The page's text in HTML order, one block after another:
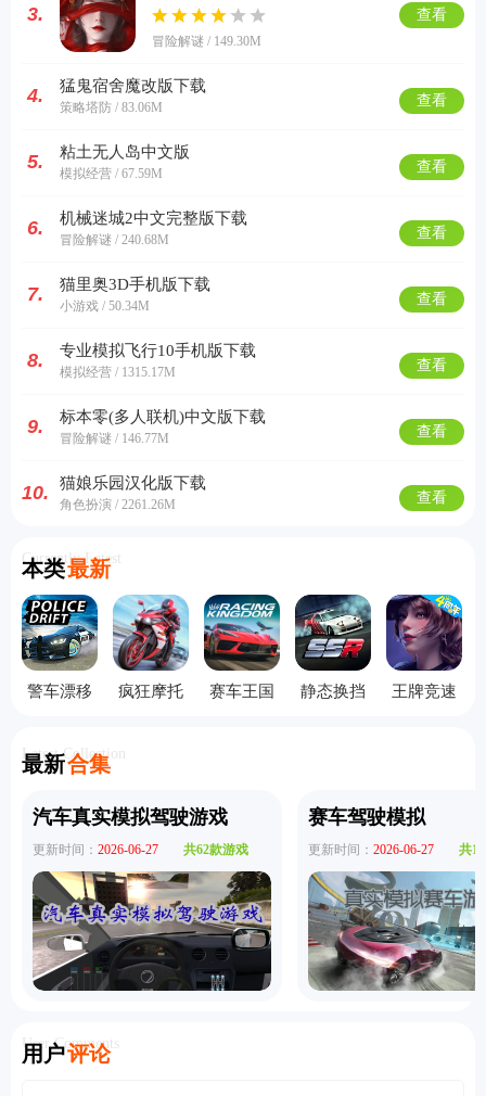
3.
冒险解谜 / 149.30M
查看
4. 猛鬼宿舍魔改版下载
策略塔防 / 83.06M 查看
5. 粘土无人岛中文版
模拟经营 / 67.59M 查看
6. 机械迷城2中文完整版下载
冒险解谜 / 240.68M 查看
7. 猫里奥3D手机版下载
小游戏 / 50.34M 查看
8. 专业模拟飞行10手机版下载
模拟经营 / 1315.17M 查看
9. 标本零(多人联机)中文版下载
冒险解谜 / 146.77M 查看
10. 猫娘乐园汉化版下载
角色扮演 / 2261.26M 查看
本类最新
Currently Latest
警车漂移
疯狂摩托
赛车王国
静态换挡
王牌竞速
最新合集
Latest Collection
汽车真实模拟驾驶游戏
更新时间： 2026-06-27 共62款游戏
赛车驾驶模拟
更新时间： 2026-06-27 共
用户评论
User Comments